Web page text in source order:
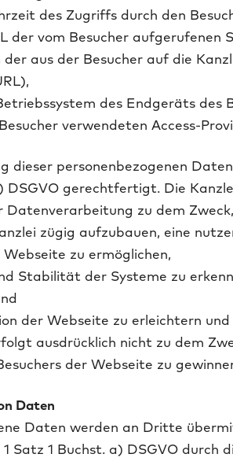
des Zugriffs durch den
der vom Besucher aufgerufenen
der aus der Besucher auf die
des Endgeräts des
verwendeten Access-
dieser personenbezogenen
DSGVO gerechtfertigt. Die
Datenverarbeitung zu dem
zügig aufzubauen, eine
zu ermöglichen,
Stabilität der Systeme zu
der Webseite zu erleichtern und
ausdrücklich nicht zu dem
der Webseite zu
Daten
Daten werden an Dritte
1 Satz 1 Buchst. a) DSGVO durch